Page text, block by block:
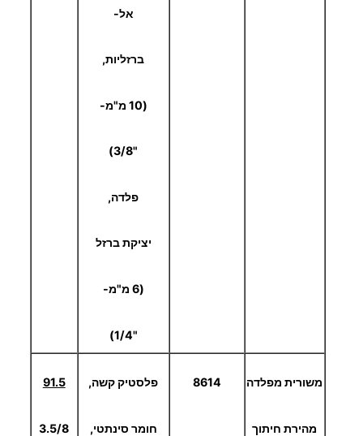
אל-
ברזליות,
(10 מ"מ-
"3/8)
פלדה,
יציקת ברזל
(6 מ"מ-
"1/4)
משורית מפלדה
מהירת חיתוך
8614 פלסטיק קשה,
חומר סינתטי,
91.5
3.5/8